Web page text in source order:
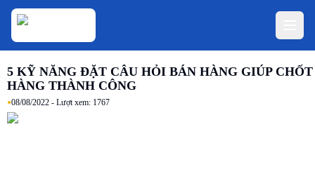
5 KỸ NĂNG ĐẶT CÂU HỎI BÁN HÀNG GIÚP
HÀNG THÀNH CÔNG
•08/08/2022 - Lượt xem: 1767